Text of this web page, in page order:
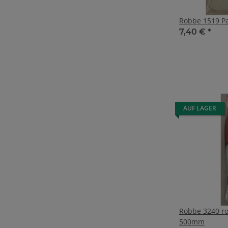
Robbe 1519
7,40 € *
AUF LAGER
Robbe 3240
500mm